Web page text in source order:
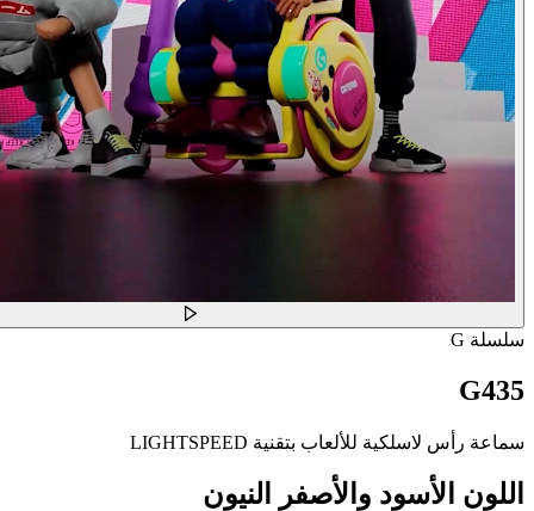
سلسلة G
G435
سماعة رأس لاسلكية للألعاب بتقنية LIGHTSPEED
اللون الأسود والأصفر النيون